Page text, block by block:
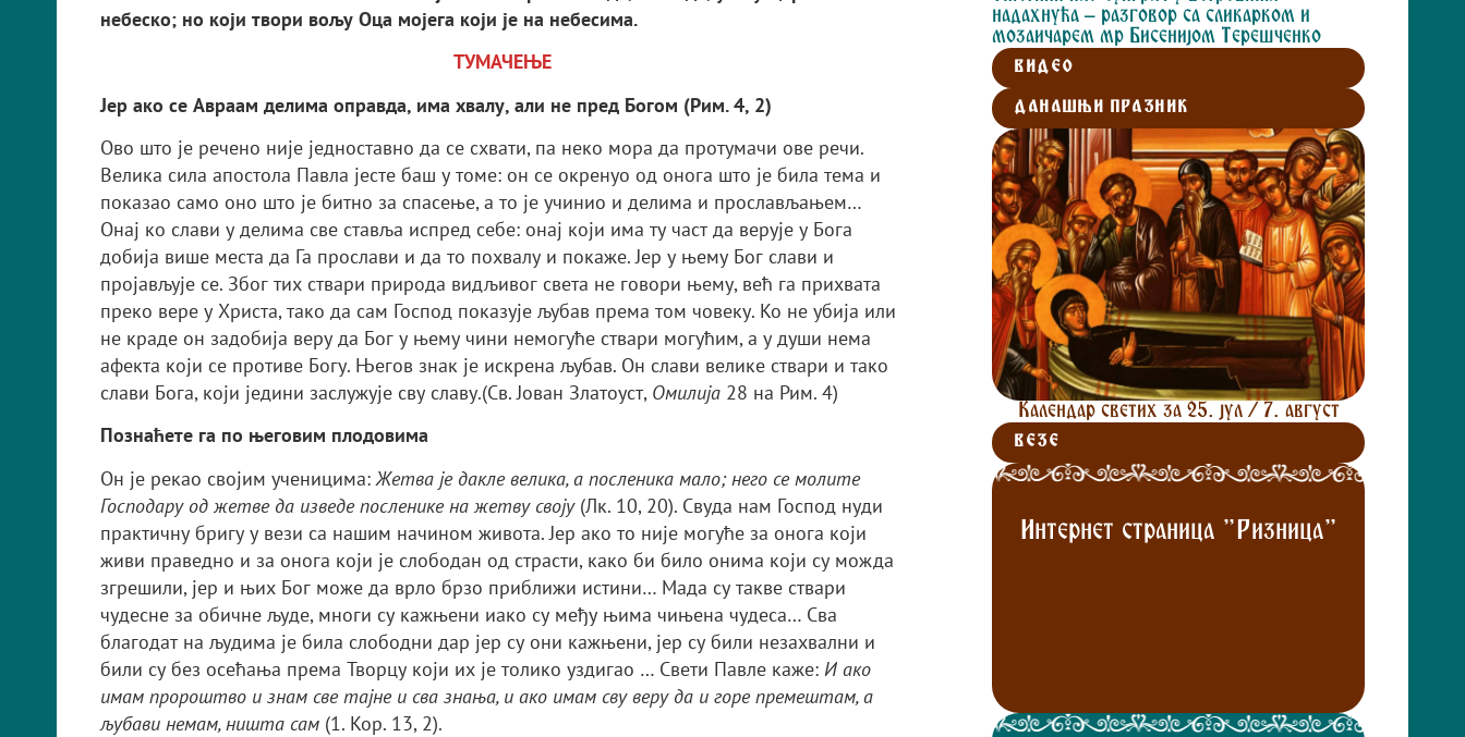
небеско; но који твори вољу Оца мојега који је на небесима.
ТУМАЧЕЊЕ
Јер ако се Авраам делима оправда, има хвалу, али не пред Богом (Рим. 4, 2)
Ово што је речено није једноставно да се схвати, па неко мора да протумачи ове речи.
Велика сила апостола Павла јесте баш у томе: он се окренуо од онога што је била тема и
показао само оно што је битно за спасење, а то је учинио и делима и прослављањем…
Онај ко слави у делима све ставља испред себе: онај који има ту част да верује у Бога
добија више места да Га прослави и да то похвалу и покаже. Јер у њему Бог слави и
пројављује се. Због тих ствари природа видљивог света не говори њему, већ га прихвата
преко вере у Христа, тако да сам Господ показује љубав према том човеку. Ко не убија или
не краде он задобија веру да Бог у њему чини немогуће ствари могућим, а у души нема
афекта који се противе Богу. Његов знак је искрена љубав. Он слави велике ствари и тако
слави Бога, који једини заслужује сву славу.(Св. Јован Златоуст, Омилија 28 на Рим. 4)
Познаћете га по његовим плодовима
Он је рекао својим ученицима:Жетва је дакле велика, а посленика мало; него се молите
Господару од жетве да изведе посленике на жетву своју(Лк. 10, 20). Свуда нам Господ нуди
практичну бригу у вези са нашим начином живота. Јер ако то није могуће за онога који
живи праведно и за онога који је слободан од страсти, како би било онима који су можда
згрешили, јер и њих Бог може да врло брзо приближи истини… Мада су такве ствари
чудесне за обичне људе, многи су кажњени иако су међу њима чињена чудеса… Сва
благодат на људима је била слободни дар јер су они кажњени, јер су били незахвални и
били су без осећања према Творцу који их је толико уздигао … Свети Павле каже: И ако
имам пророштво и знам све тајне и сва знања, и ако имам сву веру да и горе премештам, а
љубави немам, ништа сам (1. Кор. 13, 2).
надахнућа – разговор са сликарком и
мозаичарем мр Бисенијом Терешченко
ВИДЕО
ДАНАШЊИ ПРАЗНИК
Календар светих за 25. јул / 7. август
ВЕЗЕ
Интернет страница "Ризница"